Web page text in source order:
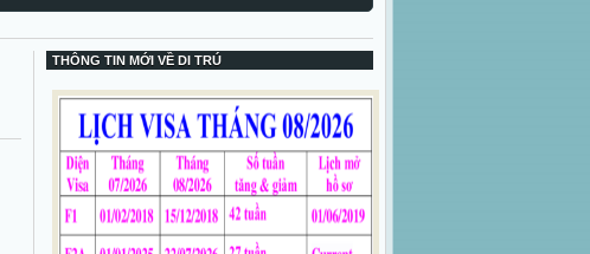
THÔNG TIN MỚI VỀ DI TRÚ